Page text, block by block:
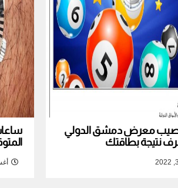
معرض دمشق الدولي